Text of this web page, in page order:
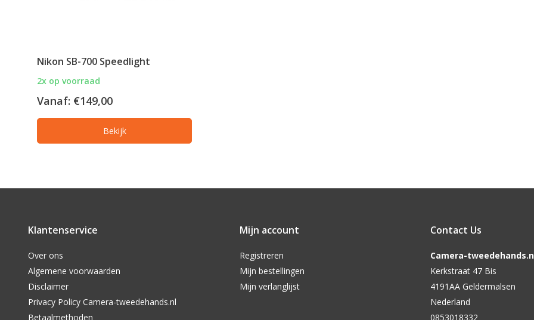
Nikon SB-700 Speedlight
2x op voorraad
Vanaf: €149,00
Bekijk
Klantenservice
Over ons
Algemene voorwaarden
Disclaimer
Privacy Policy Camera-tweedehands.nl
Betaalmethoden
Mijn account
Registreren
Mijn bestellingen
Mijn verlanglijst
Contact Us
Camera-
Kerkstraat 47 Bis
4191AA Geldermalsen
Nederland
0853018332